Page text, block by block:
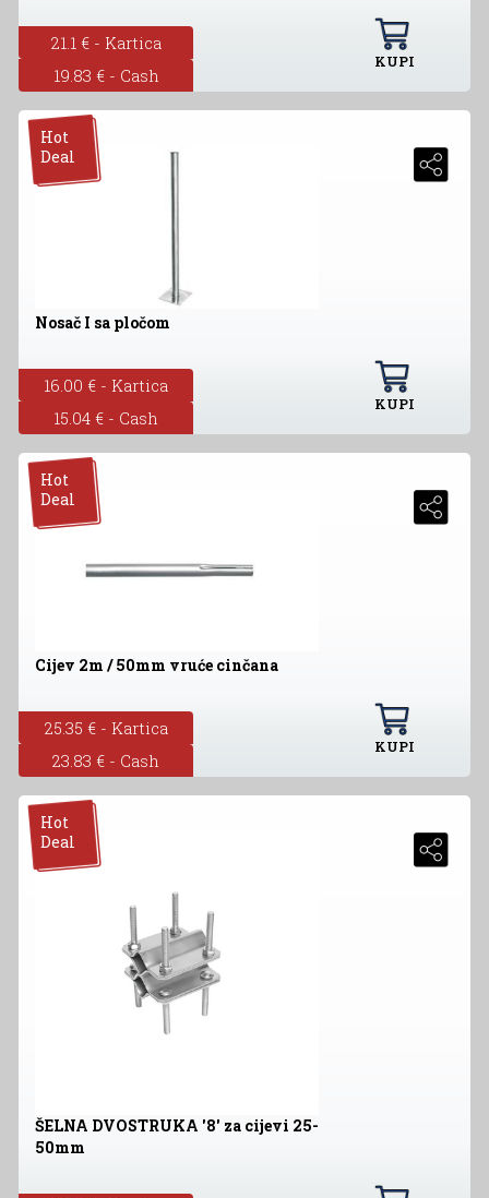
21.1 € - Kartica
19.83 € - Cash
KUPI
Hot
Deal
Nosač I sa pločom
16.00 € - Kartica
15.04 € - Cash
KUPI
Hot
Deal
Cijev 2m / 50mm vruće cinčana
25.35 € - Kartica
23.83 € - Cash
KUPI
Hot
Deal
ŠELNA DVOSTRUKA '8' za cijevi 25-
50mm